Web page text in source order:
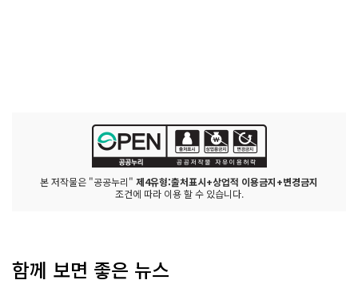
본 저작물은 "공공누리" 제4유형:출처표시+상업적 이용금지+변경금지
조건에 따라 이용 할 수 있습니다.
함께 보면 좋은 뉴스